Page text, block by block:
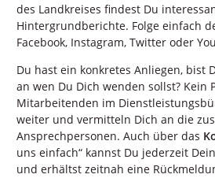
des Landkreises findest Du
Hintergrundberichte. Folge einfach
Facebook, Instagram, Twitter oder
Du hast ein konkretes Anliegen, bist
an wen Du Dich wenden sollst? Kein
Mitarbeitenden im
weiter und vermitteln Dich an die
Ansprechpersonen. Auch über das
uns einfach“ kannst Du jederzeit
und erhältst zeitnah eine